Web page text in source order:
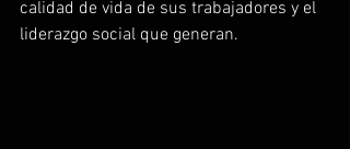
calidad de vida de sus trabajadores y el
liderazgo social que generan.